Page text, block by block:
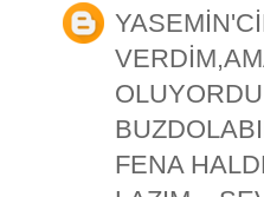
FENA